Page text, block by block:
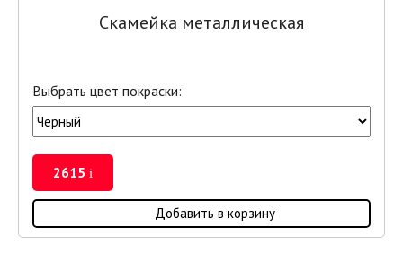
Скамейка металлическая
Выбрать цвет покраски:
2615 i
Добавить в корзину